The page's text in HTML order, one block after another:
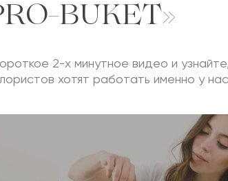
BUKET»
2-х минутное видео и
хотят работать именно у нас